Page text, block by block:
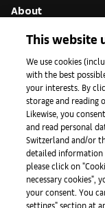
About
Initiatives
Press
Apps
This website
We use cookies
with the best
your interests. By
storage and reading
Likewise, you
and read personal
Switzerland and/or
detailed information
please click on
necessary cookies",
your consent. You
settings" section at